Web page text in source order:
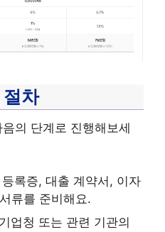
차
의 단계로 진행해보세
록증, 대출 계약서, 이자
류를 준비해요.
업청 또는 관련 기관의